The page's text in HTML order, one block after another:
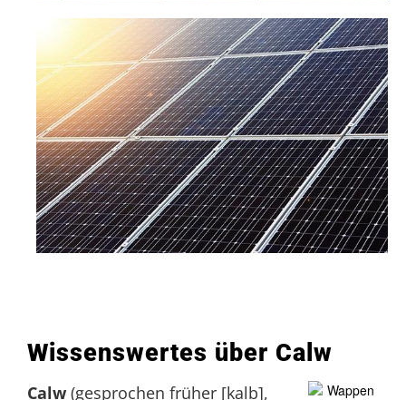
Wissenswertes über Calw
Calw (gesprochen früher [kalb],